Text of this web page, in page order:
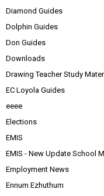
Diamond Guides
Dolphin Guides
Don Guides
Downloads
Drawing Teacher Study
EC Loyola Guides
eeee
Elections
EMIS
EMIS - New Update School
Employment News
Ennum Ezhuthum